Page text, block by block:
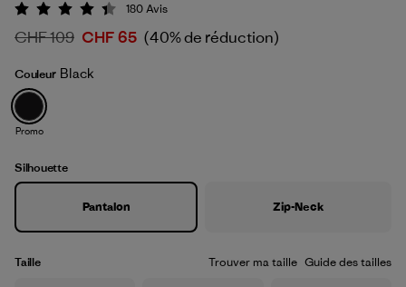
Black
Évaluation: 4.4 / 5
180Avis
CHF 109 CHF 65 (40% de réduction)
Couleur Black
Promo
Silhouette
Pantalon Zip-Neck
Taille Trouver ma taille Guide des tailles